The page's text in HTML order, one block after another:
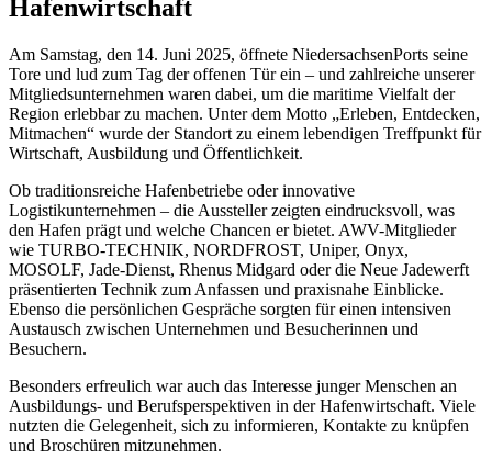
Hafenwirtschaft
Am Samstag, den 14. Juni 2025, öffnete NiedersachsenPorts seine
Tore und lud zum Tag der offenen Tür ein – und zahlreiche unserer
Mitgliedsunternehmen waren dabei, um die maritime Vielfalt der
Region erlebbar zu machen. Unter dem Motto „Erleben, Entdecken,
Mitmachen“ wurde der Standort zu einem lebendigen Treffpunkt für
Wirtschaft, Ausbildung und Öffentlichkeit.
Ob traditionsreiche Hafenbetriebe oder innovative
Logistikunternehmen – die Aussteller zeigten eindrucksvoll, was
den Hafen prägt und welche Chancen er bietet. AWV-Mitglieder
wie TURBO-TECHNIK, NORDFROST, Uniper, Onyx,
MOSOLF, Jade-Dienst, Rhenus Midgard oder die Neue Jadewerft
präsentierten Technik zum Anfassen und praxisnahe Einblicke.
Ebenso die persönlichen Gespräche sorgten für einen intensiven
Austausch zwischen Unternehmen und Besucherinnen und
Besuchern.
Besonders erfreulich war auch das Interesse junger Menschen an
Ausbildungs- und Berufsperspektiven in der Hafenwirtschaft. Viele
nutzten die Gelegenheit, sich zu informieren, Kontakte zu knüpfen
und Broschüren mitzunehmen.